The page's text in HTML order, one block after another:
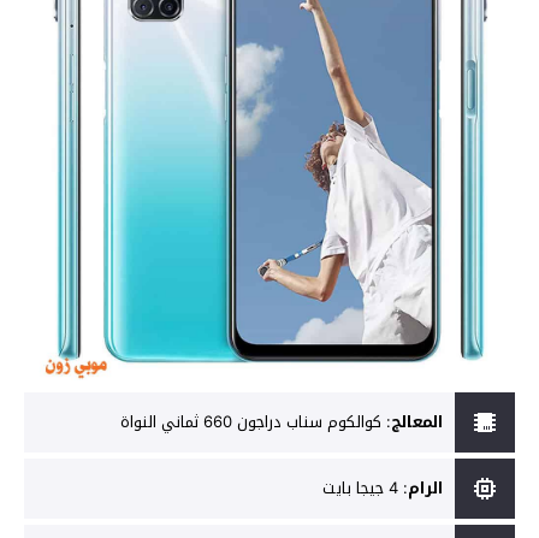
المعالج: كوالكوم سناب دراجون 660 ثماني النواة
الرام: 4 جيجا بايت